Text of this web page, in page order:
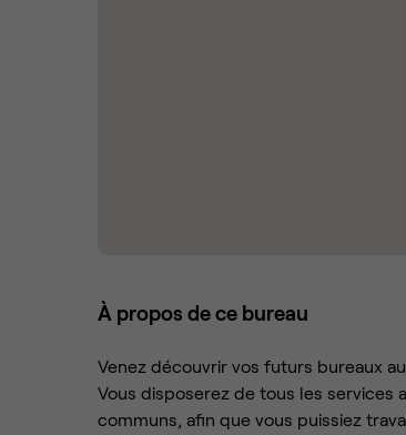
À propos de ce bureau
Venez découvrir vos futurs bureaux
Vous disposerez de tous les services
communs, afin que vous puissiez